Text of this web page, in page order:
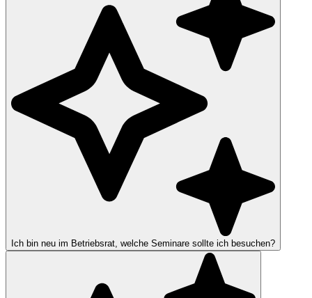
Ich bin neu im Betriebsrat, welche Seminare sollte ich besuchen?